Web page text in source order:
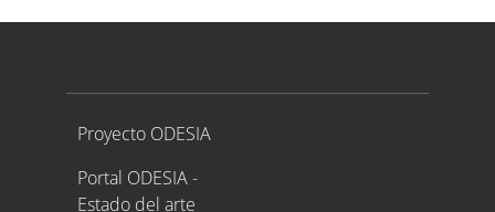
Proyecto ODESIA
Proyecto ODESIA
Portal ODESIA -
Estado del arte